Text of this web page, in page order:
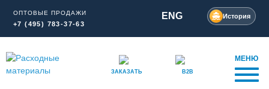
ОПТОВЫЕ ПРОДАЖИ
+7 (495) 783-37-63
ENG История
ЗАКАЗАТЬ B2B
МЕНЮ